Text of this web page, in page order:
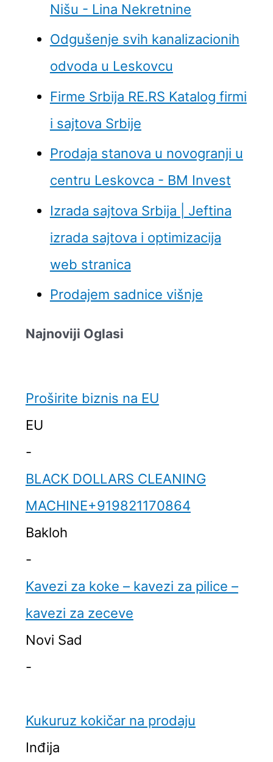
Nišu - Lina Nekretnine
Odgušenje svih kanalizacionih
odvoda u Leskovcu
Firme Srbija RE.RS Katalog firmi
i sajtova Srbije
Prodaja stanova u novogranji u
centru Leskovca - BM Invest
Izrada sajtova Srbija | Jeftina
izrada sajtova i optimizacija
web stranica
Prodajem sadnice višnje
Najnoviji Oglasi
Proširite biznis na EU
EU
-
BLACK DOLLARS CLEANING
MACHINE+919821170864
Bakloh
-
Kavezi za koke – kavezi za pilice –
kavezi za zeceve
Novi Sad
-
Kukuruz kokičar na prodaju
Inđija